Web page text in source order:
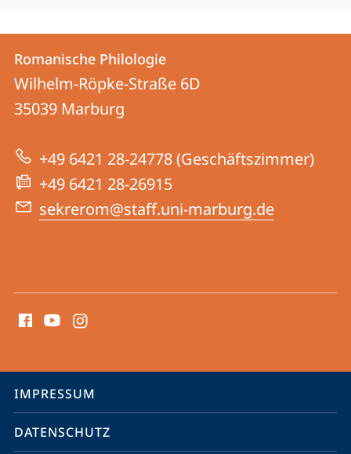
Kontakt
und
Informationen
zur
Website
Kontaktinformationen
Romanische
Philologie
Romanische Philologie
Wilhelm-Röpke-Straße 6D
35039 Marburg
+49 6421 28-24778 (Geschäftszimmer)
+49 6421 28-26915
sekrerom@staff.uni-marburg.de
Media
Service-
Navigation
IMPRESSUM
DATENSCHUTZ